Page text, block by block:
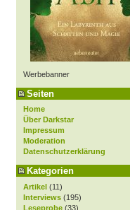
Werbebanner
Seiten
Home
Über Darkstar
Impressum
Moderation
Datenschutzerklärung
Kategorien
Artikel (11)
Interviews (195)
Leseprobe (33)